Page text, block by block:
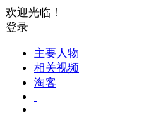
欢迎光临！
登录
主要人物
相关视频
淘客